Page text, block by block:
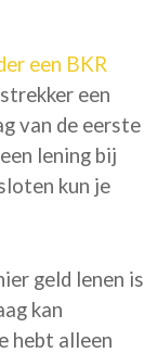
een BKR
een
van de eerste
lening bij
kun je
geld lenen is
kan
hebt alleen